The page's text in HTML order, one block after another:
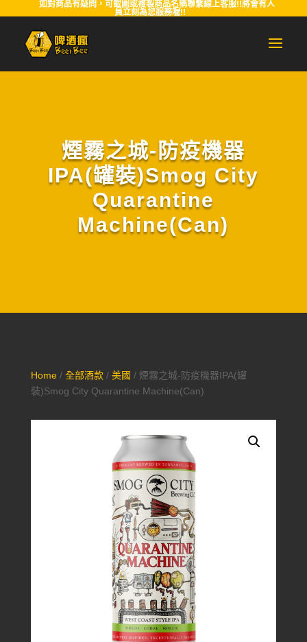
如對商品有疑問，可截圖或複製商品名稱聯繫線上客服!!將會有人
員立刻為您服務喔!!
煙霧之城-防疫機器
IPA(罐裝)Smog City
Quarantine
Machine(Can)
Home/ 全部酒款/ 美國 / 煙霧之城-防疫機器IPA(罐
裝)Smog City Quarantine Machine(Can)